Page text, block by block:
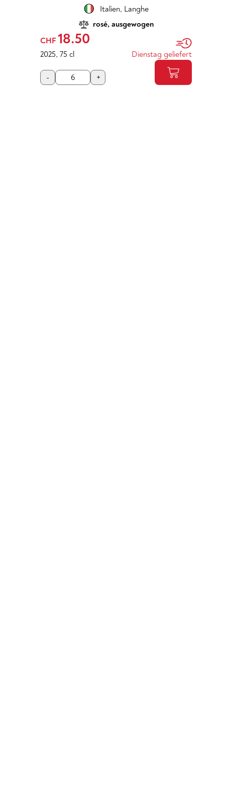
Italien, Langhe
rosé, ausgewogen
CHF 18.50
2025, 75 cl Dienstag geliefert
- +